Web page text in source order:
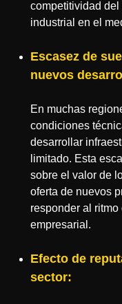
competitividad
industrial en el
Escasez de
nuevos
En muchas
condiciones
desarrollar
limitado. Esta
sobre el valor de
oferta de nuevos
responder al
empresarial.
Efecto de
sector: